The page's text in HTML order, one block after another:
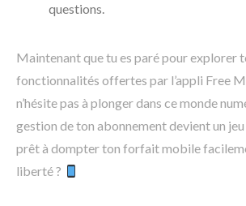
questions.
Maintenant que tu es paré pour explorer
fonctionnalités offertes par l’appli Free
n’hésite pas à plonger dans ce monde
gestion de ton abonnement devient un jeu
prêt à dompter ton forfait mobile
liberté ?